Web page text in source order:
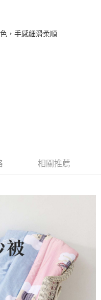
費
，手感細滑柔順
相關推薦